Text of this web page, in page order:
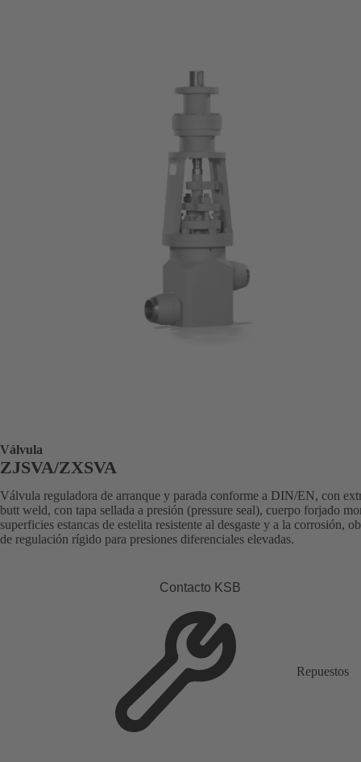
Válvula
ZJSVA/ZXSVA
Válvula reguladora de arranque y parada conforme a DIN/EN, con
butt weld, con tapa sellada a presión (pressure seal), cuerpo forjado
superficies estancas de estelita resistente al desgaste y a la corrosión,
de regulación rígido para presiones diferenciales elevadas.
Contacto KSB
Repuestos